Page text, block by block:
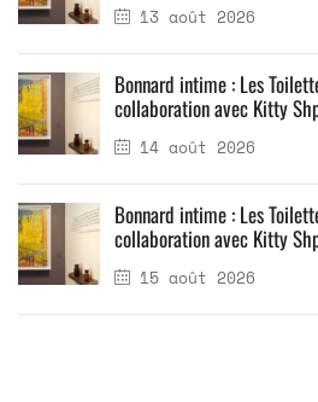
13 août 2026
14 août 2026
Bonnard intime : Les
collaboration avec Kitty
15 août 2026
Bonnard intime : Les
collaboration avec Kitty